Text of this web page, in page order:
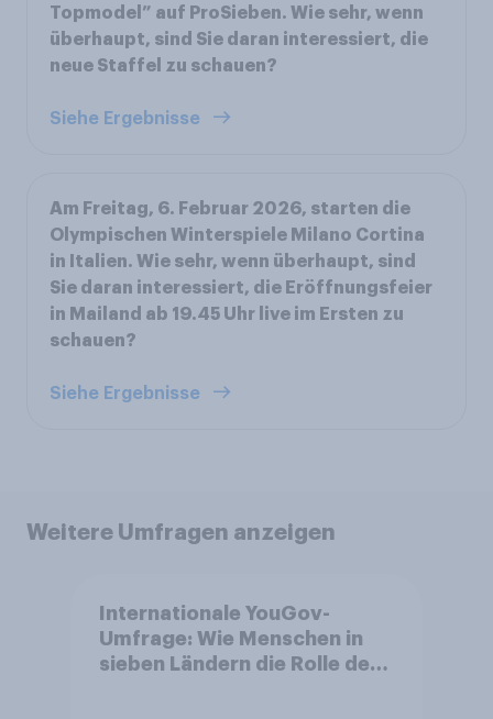
Topmodel” auf ProSieben. Wie sehr, wenn
überhaupt, sind Sie daran interessiert, die
neue Staffel zu schauen?
Siehe Ergebnisse
Am Freitag, 6. Februar 2026, starten die
Olympischen Winterspiele Milano Cortina
in Italien. Wie sehr, wenn überhaupt, sind
Sie daran interessiert, die Eröffnungsfeier
in Mailand ab 19.45 Uhr live im Ersten zu
schauen?
Siehe Ergebnisse
Weitere Umfragen anzeigen
Internationale YouGov-
Umfrage: Wie Menschen in
sieben Ländern die Rolle der